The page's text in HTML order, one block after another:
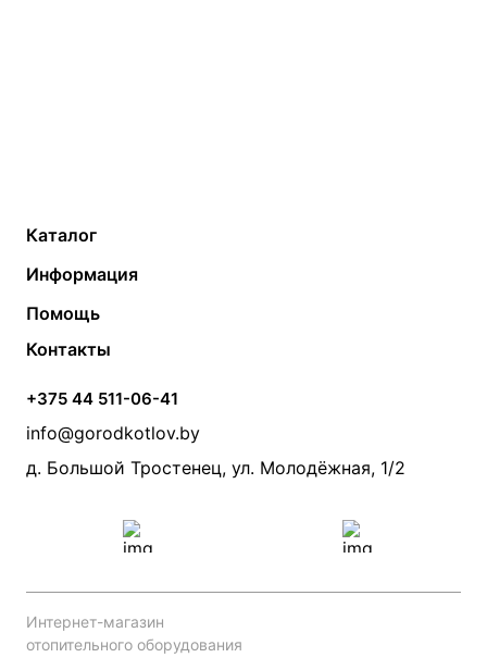
Каталог
Твердотопливные котлы
Электрические котлы
Банные печи
Камины и печи
Теплый пол
Радиаторы
Насосы
Дымоходы
Информация
Контакты
Статьи
Акции
Производители
Помощь
Монтаж систем отопления
Прайс по монтажу систем отопления
Проект систем отопления
Контакты
+375 44 511-06-41
info@gorodkotlov.by
д. Большой Тростенец, ул. Молодёжная, 1/2
Интернет-магазин
отопительного оборудования